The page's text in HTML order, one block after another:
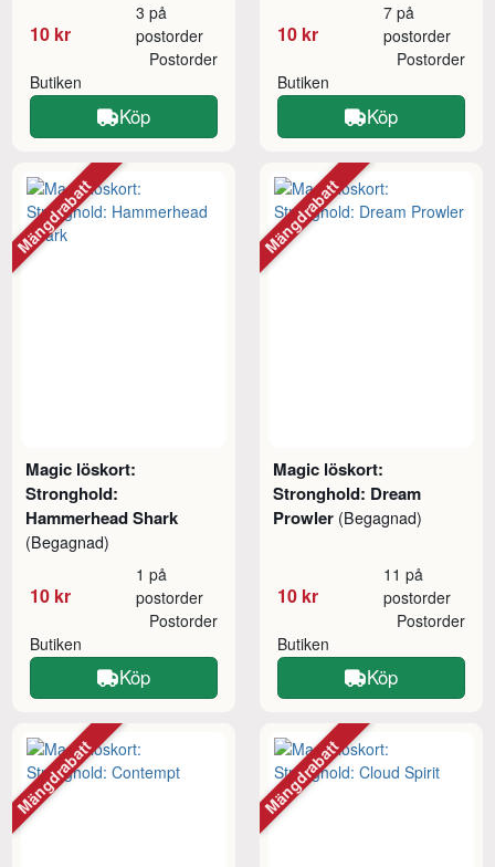
10 kr
3 på
postorder
Butiken
Postorder
Köp
10 kr
7 på
postorder
Butiken
Postorder
Köp
Magic löskort:
Stronghold:
Hammerhead Shark
(Begagnad)
10 kr
1 på
postorder
Butiken
Postorder
Köp
Mängdrabatt
Magic löskort:
Stronghold: Dream
Prowler (Begagnad)
10 kr
11 på
postorder
Butiken
Postorder
Köp
Mängdrabatt
Mängdrabatt Mängdrabatt